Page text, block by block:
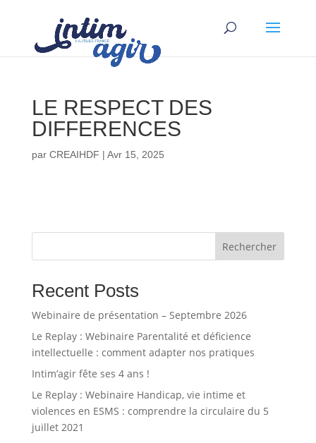
LE RESPECT DES
DIFFERENCES
par CREAIHDF | Avr 15, 2025
Rechercher
Recent Posts
Webinaire de présentation – Septembre 2026
Le Replay : Webinaire Parentalité et déficience
intellectuelle : comment adapter nos pratiques
Intim’agir fête ses 4 ans !
Le Replay : Webinaire Handicap, vie intime et
violences en ESMS : comprendre la circulaire du 5
juillet 2021